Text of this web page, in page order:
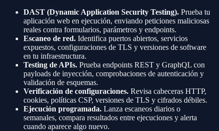
DAST (Dynamic Application Security Testing). Prueba tu
aplicación web en ejecución, enviando peticiones maliciosas
reales contra formularios, parámetros y endpoints.
Escaneo de red. Identifica puertos abiertos, servicios
expuestos, configuraciones de TLS y versiones de software
en tu infraestructura.
Testing de APIs. Prueba endpoints REST y GraphQL con
payloads de inyección, comprobaciones de autenticación y
validación de esquemas.
Verificación de configuraciones. Revisa cabeceras HTTP,
cookies, políticas CSP, versiones de TLS y cifrados débiles.
Ejecución programada. Lanza escaneos diarios o
semanales, compara resultados entre ejecuciones y alerta
cuando aparece algo nuevo.